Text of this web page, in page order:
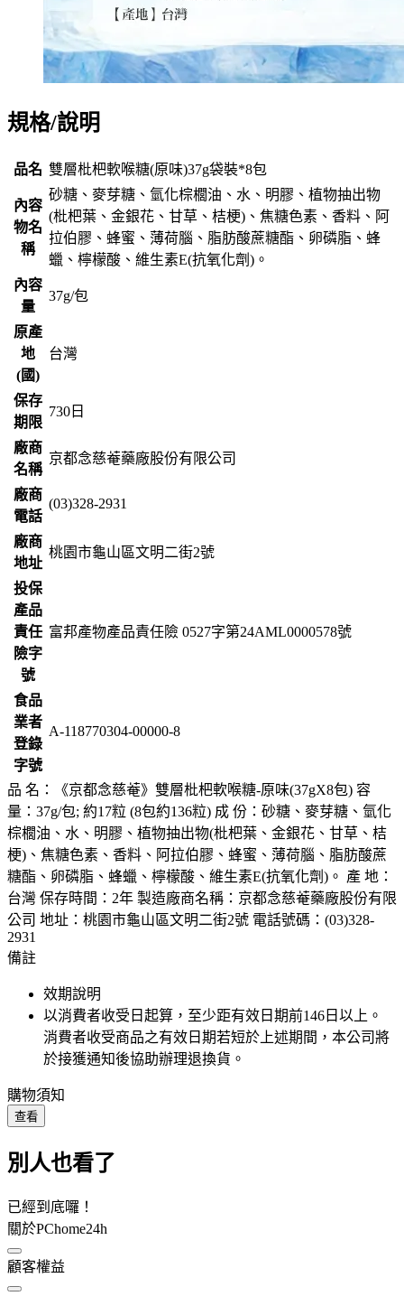
規格/說明
品名 雙層枇杷軟喉糖(原味)37g袋裝*8包
內容
物名
稱
砂糖、麥芽糖、氫化棕櫚油、水、明膠、植物抽出物
(枇杷葉、金銀花、甘草、桔梗)、焦糖色素、香料、阿
拉伯膠、蜂蜜、薄荷腦、脂肪酸蔗糖酯、卵磷脂、蜂
蠟、檸檬酸、維生素E(抗氧化劑)。
內容
量
37g/包
原產
地
(國)
台灣
保存
期限
730 日
廠商
名稱
京都念慈菴藥廠股份有限公司
廠商
電話
(03)328-2931
廠商
地址
桃園市龜山區文明二街2號
投保
產品
責任
險字
號
富邦產物產品責任險 0527字第24AML0000578號
食品
業者
登錄
字號
A-118770304-00000-8
品 名：《京都念慈菴》雙層枇杷軟喉糖-原味(37gX8包) 容
量：37g/包; 約17粒 (8包約136粒) 成 份：砂糖、麥芽糖、氫化
棕櫚油、水、明膠、植物抽出物(枇杷葉、金銀花、甘草、桔
梗)、焦糖色素、香料、阿拉伯膠、蜂蜜、薄荷腦、脂肪酸蔗
糖酯、卵磷脂、蜂蠟、檸檬酸、維生素E(抗氧化劑)。 產 地：
台灣 保存時間：2年 製造廠商名稱：京都念慈菴藥廠股份有限
公司 地址：桃園市龜山區文明二街2號 電話號碼：(03)328-
2931
備註
效期說明
以消費者收受日起算，至少距有效日期前146 日以上。
消費者收受商品之有效日期若短於上述期間，本公司將
於接獲通知後協助辦理退換貨。
購物須知
查看
別人也看了
已經到底囉！
關於PChome24h
顧客權益